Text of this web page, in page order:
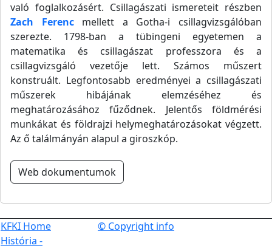
való foglalkozásért. Csillagászati ismereteit részben
Zach Ferencmellett a Gotha-i csillagvizsgálóban
szerezte. 1798-ban a tübingeni egyetemen a
matematika és csillagászat professzora és a
csillagvizsgáló vezetője lett. Számos műszert
konstruált. Legfontosabb eredményei a csillagászati
műszerek hibájának elemzéséhez és
meghatározásához fűződnek. Jelentős földmérési
munkákat és földrajzi helymeghatározásokat végzett.
Az ő találmányán alapul a giroszkóp.
Web dokumentumok
KFKI Home
História -
© Copyright info